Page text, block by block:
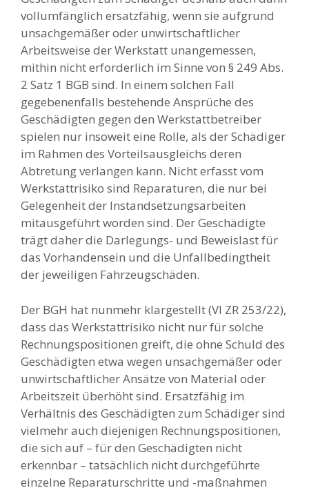
vollumfänglich ersatzfähig, wenn sie aufgrund
unsachgemäßer oder unwirtschaftlicher
Arbeitsweise der Werkstatt unangemessen,
mithin nicht erforderlich im Sinne von § 249 Abs.
2 Satz 1 BGB sind. In einem solchen Fall
gegebenenfalls bestehende Ansprüche des
Geschädigten gegen den Werkstattbetreiber
spielen nur insoweit eine Rolle, als der Schädiger
im Rahmen des Vorteilsausgleichs deren
Abtretung verlangen kann. Nicht erfasst vom
Werkstattrisiko sind Reparaturen, die nur bei
Gelegenheit der Instandsetzungsarbeiten
mitausgeführt worden sind. Der Geschädigte
trägt daher die Darlegungs- und Beweislast für
das Vorhandensein und die Unfallbedingtheit
der jeweiligen Fahrzeugschäden.
Der BGH hat nunmehr klargestellt (VI ZR 253/22),
dass das Werkstattrisiko nicht nur für solche
Rechnungspositionen greift, die ohne Schuld des
Geschädigten etwa wegen unsachgemäßer oder
unwirtschaftlicher Ansätze von Material oder
Arbeitszeit überhöht sind. Ersatzfähig im
Verhältnis des Geschädigten zum Schädiger sind
vielmehr auch diejenigen Rechnungspositionen,
die sich auf – für den Geschädigten nicht
erkennbar – tatsächlich nicht durchgeführte
einzelne Reparaturschritte und -maßnahmen